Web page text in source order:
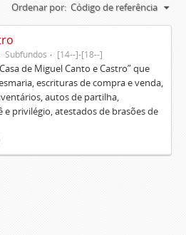
Ordenar por: Código de referência
Subfundos [14--]-[18--]
de Miguel Canto e Castro” que
escrituras de compra e venda,
autos de partilha,
e privilégio, atestados de brasões de